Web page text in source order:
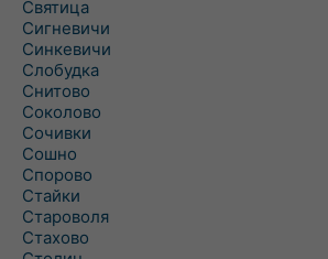
Святица
Сигневичи
Синкевичи
Слобудка
Снитово
Соколово
Сочивки
Сошно
Спорово
Стайки
Староволя
Стахово